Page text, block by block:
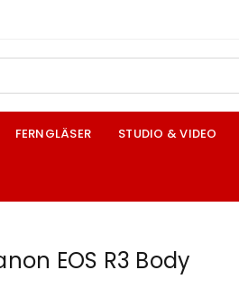
FERNGLÄSER STUDIO & VIDEO
EOS R3 Body